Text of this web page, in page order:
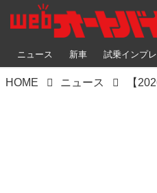
ニュース 新車 試乗インプレ
HOME ニュース